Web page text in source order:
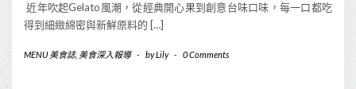
近年吹起Gelato風潮，從經典開心果到創意台味口味，每一口都吃
得到細緻綿密與新鮮原料的 […]
MENU 美食誌, 美食深入報導 - byLily - 0 Comments